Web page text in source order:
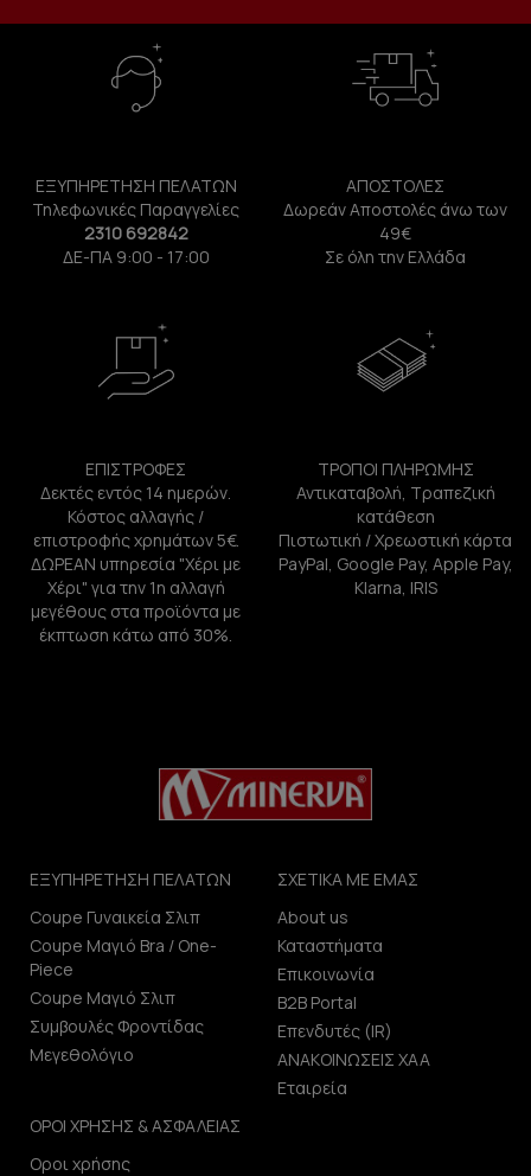
ΕΞΥΠΗΡΕΤΗΣΗ ΠΕΛΑΤΩΝ
Τηλεφωνικές Παραγγελίες
2310 692842
ΔΕ-ΠΑ 9:00 - 17:00
ΑΠΟΣΤΟΛΕΣ
Δωρεάν Αποστολές άνω των
49€
Σε όλη την Ελλάδα
ΕΠΙΣΤΡΟΦΕΣ
Δεκτές εντός 14 ημερών.
Κόστος αλλαγής /
επιστροφής χρημάτων 5€.
ΔΩΡΕΑΝ υπηρεσία "Χέρι με
Χέρι" για την 1η αλλαγή
μεγέθους στα προϊόντα με
έκπτωση κάτω από 30%.
ΤΡΟΠΟΙ ΠΛΗΡΩΜΗΣ
Αντικαταβολή, Τραπεζική
κατάθεση
Πιστωτική / Χρεωστική κάρτα
PayPal, Google Pay, Apple Pay,
Klarna, IRIS
ΕΞΥΠΗΡΕΤΗΣΗ ΠΕΛΑΤΩΝ
Coupe Γυναικεία Σλιπ
Coupe Μαγιό Bra / One-
Piece
Coupe Μαγιό Σλιπ
Συμβουλές Φροντίδας
Μεγεθολόγιο
ΣΧΕΤΙΚΑ ΜΕ ΕΜΑΣ
About us
Καταστήματα
Επικοινωνία
B2B Portal
Επενδυτές (IR)
ΑΝΑΚΟΙΝΩΣΕΙΣ ΧΑΑ
Εταιρεία
ΟΡΟΙ ΧΡΗΣΗΣ & ΑΣΦΑΛΕΙΑΣ
Οροι χρήσης